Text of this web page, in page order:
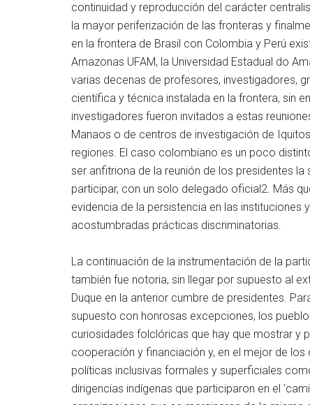
continuidad y reproducción del carácter
la mayor periferización de las fronteras y
en la frontera de Brasil con Colombia y Perú
Amazonas UFAM, la Universidad Estadual do
varias decenas de profesores, investigadores,
científica y técnica instalada en la frontera, sin
investigadores fueron invitados a estas
Manaos o de centros de investigación de
regiones. El caso colombiano es un poco
ser anfitriona de la reunión de los presidentes
participar, con un solo delegado oficial2. Más
evidencia de la persistencia en las instituciones
acostumbradas prácticas discriminatorias.
La continuación de la instrumentación de la
también fue notoria, sin llegar por supuesto al
Duque en la anterior cumbre de presidentes.
supuesto con honrosas excepciones, los
curiosidades folclóricas que hay que mostrar y
cooperación y financiación y, en el mejor de
políticas inclusivas formales y superficiales
dirigencias indígenas que participaron en el